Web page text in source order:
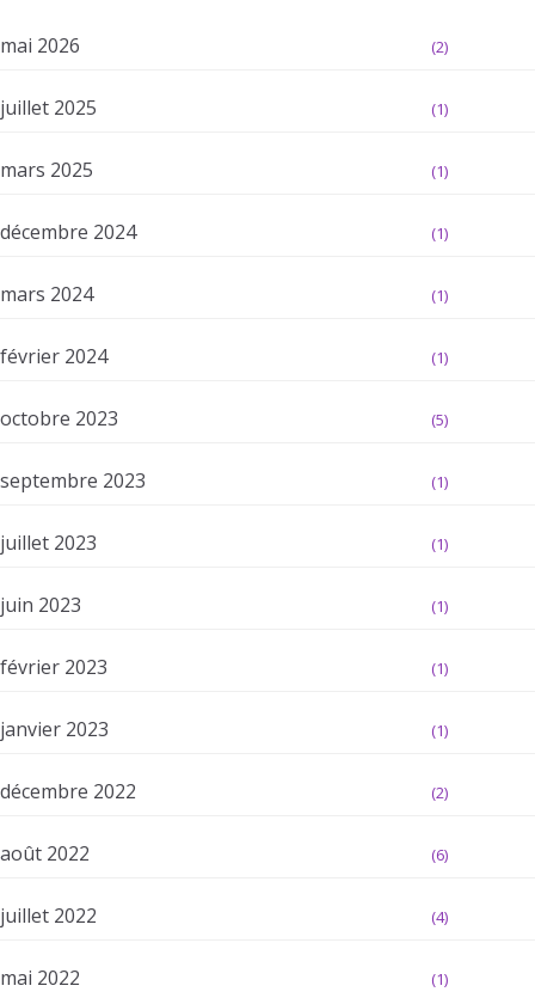
mai 2026 (2)
juillet 2025 (1)
mars 2025 (1)
décembre 2024 (1)
mars 2024 (1)
février 2024 (1)
octobre 2023 (5)
septembre 2023 (1)
juillet 2023 (1)
juin 2023 (1)
février 2023 (1)
janvier 2023 (1)
décembre 2022 (2)
août 2022 (6)
juillet 2022 (4)
mai 2022 (1)